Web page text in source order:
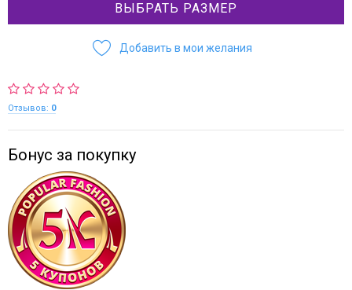
ВЫБРАТЬ РАЗМЕР
Добавить в мои желания
Отзывов: 0
Бонус за покупку